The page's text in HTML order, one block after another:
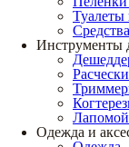
Туалеты
Инструменты
Одежда и